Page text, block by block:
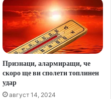
Признаци, алармиращи, че
скоро ще ви сполети топлинен
удар
август 14, 2024